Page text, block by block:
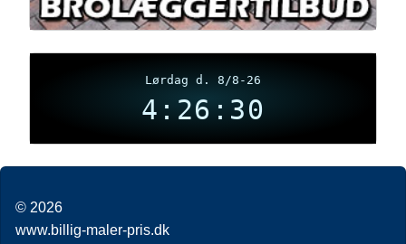
Lørdag d. 8/8-26
4:26:31
© 2026
www.billig-maler-pris.dk